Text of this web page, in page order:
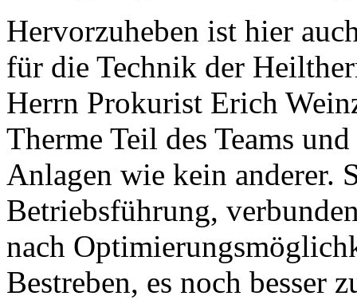
Hervorzuheben ist hier
für die Technik der
Herrn Prokurist Erich
Therme Teil des Teams
Anlagen wie kein anderer.
Betriebsführung,
nach
Bestreben, es noch besser